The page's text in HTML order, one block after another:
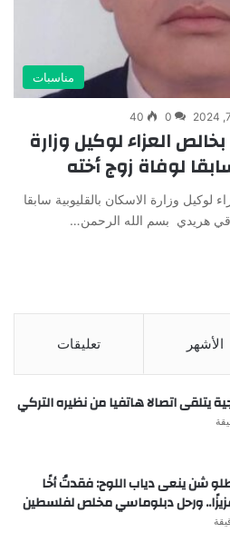
مناسبات
0
40
العزاء لوكيل وزارة
لوفاة زوج أخته
لوكيل وزارة الاسكان بالقليوبية سابقا
هريدي بسم الله الرحمن…
الأشهر تعليقات
يتلقى اتصالا هاتفيا من نظيره التركي
شن ينعى دياب اللوح: فقدتُ أخًا
ورحل دبلوماسي مخلص لفلسطين